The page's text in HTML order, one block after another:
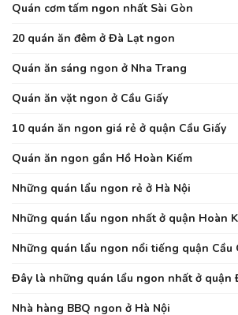
Quán cơm tấm ngon nhất Sài Gòn
20 quán ăn đêm ở Đà Lạt ngon
Quán ăn sáng ngon ở Nha Trang
Quán ăn vặt ngon ở Cầu Giấy
10 quán ăn ngon giá rẻ ở quận Cầu Giấy
Quán ăn ngon gần Hồ Hoàn Kiếm
Những quán lẩu ngon rẻ ở Hà Nội
Những quán lẩu ngon nhất ở quận Hoàn
Những quán lẩu ngon nổi tiếng quận Cầu
Đây là những quán lẩu ngon nhất ở quận
Nhà hàng BBQ ngon ở Hà Nội